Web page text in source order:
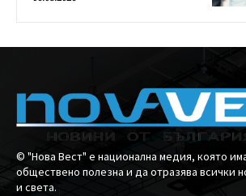
© "Нова Вест" е национална медия, която
обществено полезна и да отразява всички
и света.